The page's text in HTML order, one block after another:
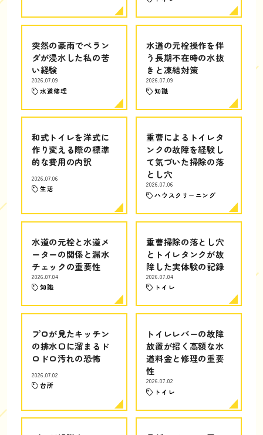
突然の豪雨でベラン
ダが浸水した私の苦
い経験
2026.07.09
水道修理
水道の元栓操作を伴
う長期不在時の水抜
きと凍結対策
2026.07.09
知識
和式トイレを洋式に
作り変える際の標準
的な費用の内訳
2026.07.06
生活
重曹によるトイレタ
ンクの故障を経験し
て気づいた掃除の落
とし穴
2026.07.06
ハウスクリーニング
水道の元栓と水道メ
ーターの関係と漏水
チェックの重要性
2026.07.04
知識
重曹掃除の落とし穴
とトイレタンクが故
障した実体験の記録
2026.07.04
トイレ
プロが見たキッチン
の排水口に溜まるド
ロドロ汚れの恐怖
2026.07.02
台所
トイレレバーの故障
放置が招く高額な水
道料金と修理の重要
性
2026.07.02
トイレ